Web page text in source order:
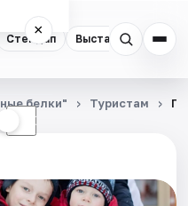
Стендап Выставки
×
☾
белки" Туристам